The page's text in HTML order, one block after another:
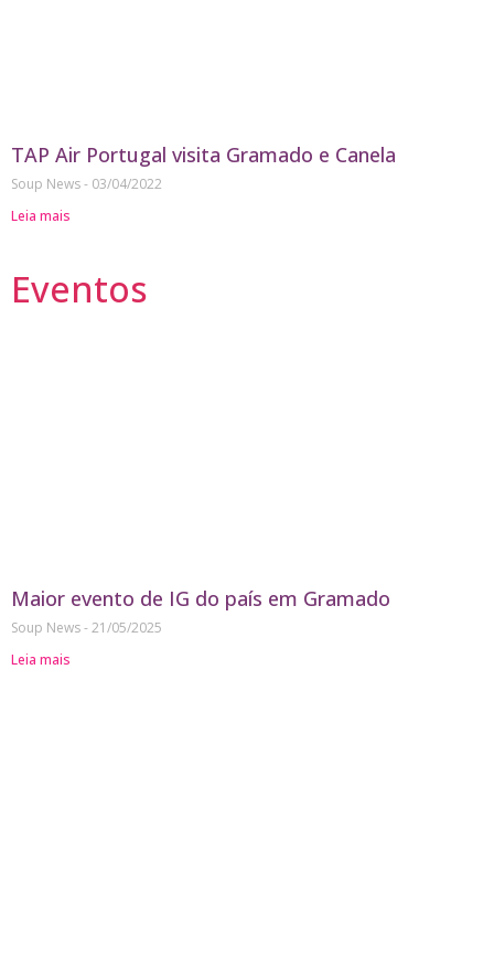
TAP Air Portugal visita Gramado e Canela
Soup News
03/04/2022
Leia mais
Eventos
Maior evento de IG do país em Gramado
Soup News 21/05/2025
Leia mais